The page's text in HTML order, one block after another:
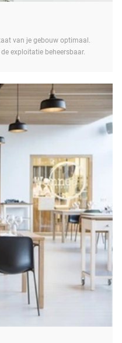
van je gebouw optimaal.
exploitatie beheersbaar.